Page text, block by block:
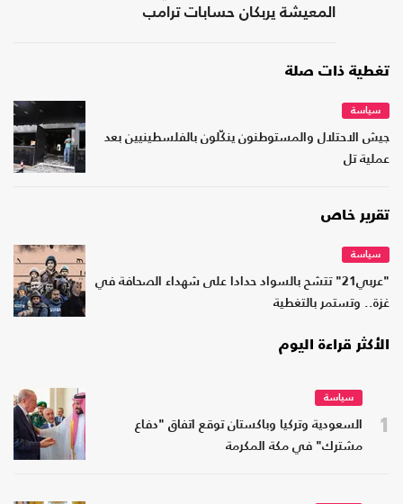
المعيشة يربكان حسابات ترامب
تغطية ذات صلة
سياسة
جيش الاحتلال والمستوطنون ينكّلون بالفلسطينيين بعد
عملية تل
تقرير خاص
سياسة
"عربي21" تتشح بالسواد حدادا على شهداء الصحافة في
غزة.. وتستمر بالتغطية
الأكثر قراءة اليوم
1
سياسة
السعودية وتركيا وباكستان توقع اتفاق "دفاع
مشترك" في مكة المكرمة